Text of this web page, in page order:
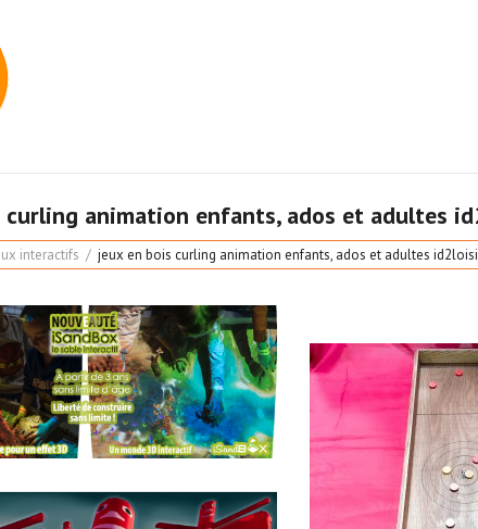
animation enfants, ados et adultes
interactifs jeux en bois curling animation enfants, ados et adultes